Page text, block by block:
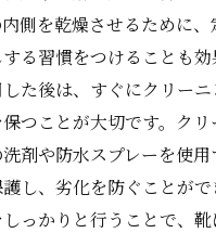
側を乾燥させるために
る習慣をつけることも効
た後は、すぐにクリー
つことが大切です。ク
剤や防水スプレーを使用
し、劣化を防ぐことがで
っかりと行うことで、靴